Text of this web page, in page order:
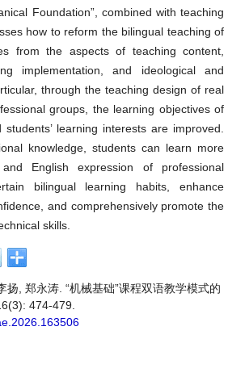
Foundation”, combined with teaching
how to reform the bilingual teaching of
from the aspects of teaching content,
implementation, and ideological and
through the teaching design of real
groups, the learning objectives of
learning interests are improved.
knowledge, students can learn more
English expression of professional
bilingual learning habits, enhance
and comprehensively promote the
skills.
扬, 郑永涛. “机械基础”课程双语教学模式的
474-479.